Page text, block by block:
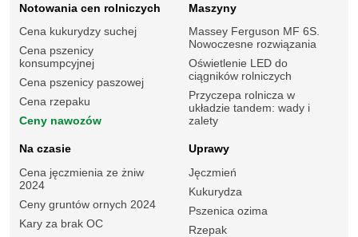
Notowania cen rolniczych
Cena kukurydzy suchej
Cena pszenicy
konsumpcyjnej
Cena pszenicy paszowej
Cena rzepaku
Ceny nawozów
Maszyny
Massey Ferguson MF 6S.
Nowoczesne rozwiązania
Oświetlenie LED do
ciągników rolniczych
Przyczepa rolnicza w
układzie tandem: wady i
zalety
Na czasie
Cena jęczmienia ze żniw
2024
Ceny gruntów ornych 2024
Kary za brak OC
Uprawy
Jęczmień
Kukurydza
Pszenica ozima
Rzepak